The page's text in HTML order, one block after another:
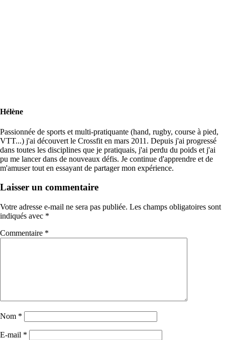
Hélène
Passionnée de sports et multi-pratiquante (hand, rugby, course à pied,
VTT...) j'ai découvert le Crossfit en mars 2011. Depuis j'ai progressé
dans toutes les disciplines que je pratiquais, j'ai perdu du poids et j'ai
pu me lancer dans de nouveaux défis. Je continue d'apprendre et de
m'amuser tout en essayant de partager mon expérience.
Laisser un commentaire
Votre adresse e-mail ne sera pas publiée. Les champs obligatoires sont
indiqués avec *
Commentaire *
Nom *
E-mail *